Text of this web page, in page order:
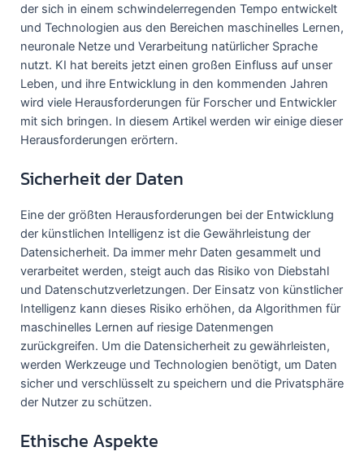
der sich in einem schwindelerregenden Tempo entwickelt
und Technologien aus den Bereichen maschinelles Lernen,
neuronale Netze und Verarbeitung natürlicher Sprache
nutzt. KI hat bereits jetzt einen großen Einfluss auf unser
Leben, und ihre Entwicklung in den kommenden Jahren
wird viele Herausforderungen für Forscher und Entwickler
mit sich bringen. In diesem Artikel werden wir einige dieser
Herausforderungen erörtern.
Sicherheit der Daten
Eine der größten Herausforderungen bei der Entwicklung
der künstlichen Intelligenz ist die Gewährleistung der
Datensicherheit. Da immer mehr Daten gesammelt und
verarbeitet werden, steigt auch das Risiko von Diebstahl
und Datenschutzverletzungen. Der Einsatz von künstlicher
Intelligenz kann dieses Risiko erhöhen, da Algorithmen für
maschinelles Lernen auf riesige Datenmengen
zurückgreifen. Um die Datensicherheit zu gewährleisten,
werden Werkzeuge und Technologien benötigt, um Daten
sicher und verschlüsselt zu speichern und die Privatsphäre
der Nutzer zu schützen.
Ethische Aspekte